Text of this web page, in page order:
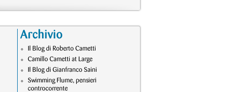
Archivio
Il Blog di Roberto Cametti
Camillo Cametti at Large
Il Blog di Gianfranco Saini
Swimming Flume, pensieri
controcorrente